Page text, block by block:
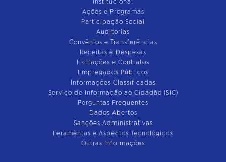
Ações e Programas
Participação Social
Auditorias
Convênios e Transferências
Receitas e Despesas
Licitações e Contratos
Empregados Públicos
Informações Classificadas
Serviço de Informação ao Cidadão (SIC)
Perguntas Frequentes
Dados Abertos
Sanções Administrativas
Feramentas e Aspectos Tecnológicos
Outras Informações